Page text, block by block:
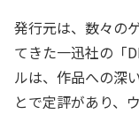
発行元は、数々の
てきた一迅社の「
ルは、作品への深
とで定評があり、